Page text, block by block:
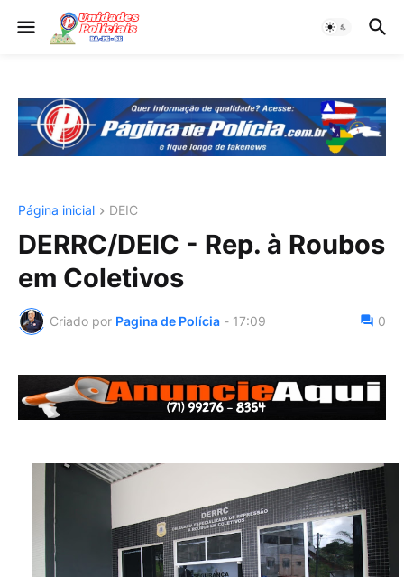
Página inicial DEIC
DERRC/DEIC - Rep. à Roubos
em Coletivos
Criado por Pagina de Polícia - 17:09 0